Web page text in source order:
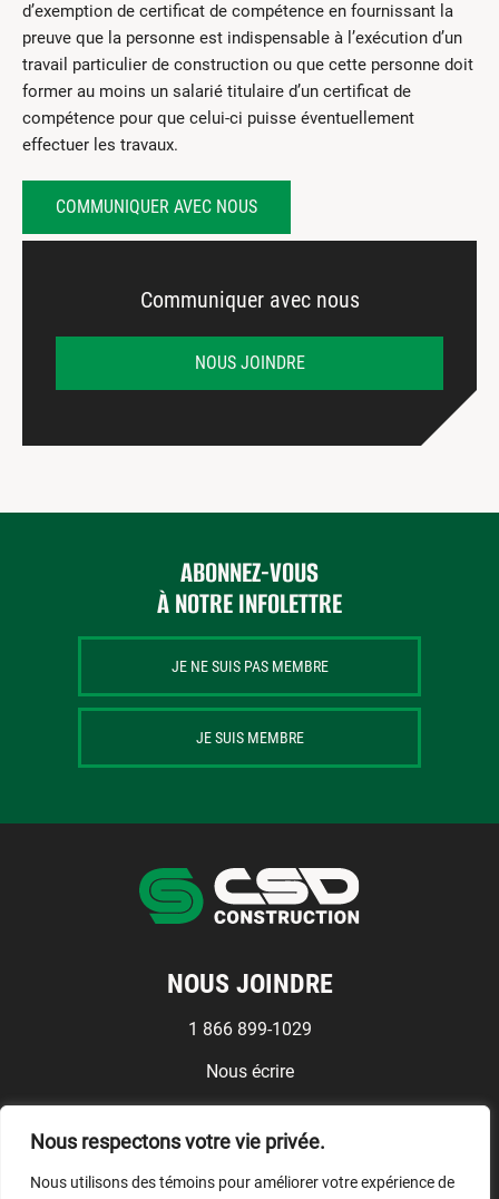
Nous respectons votre vie privée.
Nous utilisons des témoins pour améliorer votre expérience de
d’exemption de certificat de compétence en fournissant la
preuve que la personne est indispensable à l’exécution d’un
travail particulier de construction ou que cette personne doit
former au moins un salarié titulaire d’un certificat de
compétence pour que celui-ci puisse éventuellement
effectuer les travaux.
COMMUNIQUER AVEC NOUS
Communiquer avec nous
NOUS JOINDRE
NOUS JOINDRE
1 866 899-1029
Nous écrire
Conditions d'utilisation
ABONNEZ-VOUS
À NOTRE INFOLETTRE
JE NE SUIS PAS MEMBRE
JE SUIS MEMBRE